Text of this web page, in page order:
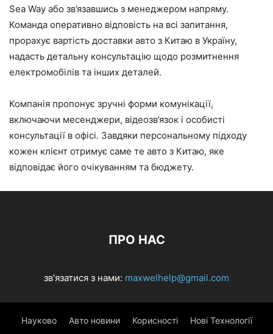
Sea Way або зв’язавшись з менеджером напряму.
Команда оперативно відповість на всі запитання,
прорахує вартість доставки авто з Китаю в Україну,
надасть детальну консультацію щодо розмитнення
електромобілів та інших деталей.
Компанія пропонує зручні форми комунікації,
включаючи месенджери, відеозв’язок і особисті
консультації в офісі. Завдяки персональному підходу
кожен клієнт отримує саме те авто з Китаю, яке
відповідає його очікуванням та бюджету.
ПРО НАС
зв'язатися з нами: maxwelhelp@gmail.com
Науково Авто новини Корисності Нові Технології